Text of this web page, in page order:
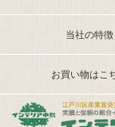
当社の特徴
お買い物はこ